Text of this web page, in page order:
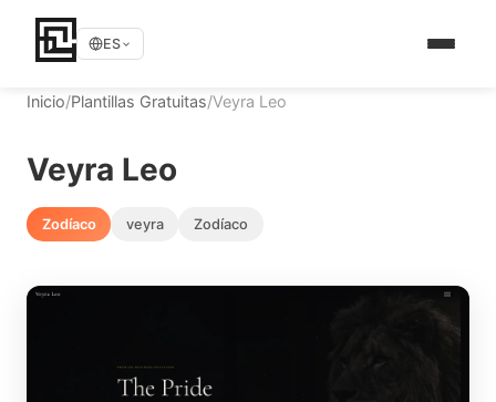
ES
Inicio/Plantillas Gratuitas/Veyra Leo
Veyra Leo
Zodíaco veyra Zodíaco